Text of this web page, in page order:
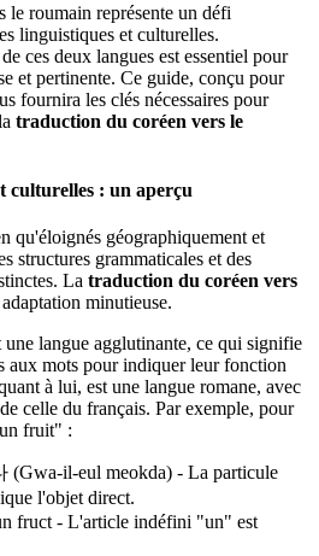
le roumain représente un défi
linguistiques et culturelles.
ces deux langues est essentiel pour
et pertinente. Ce guide, conçu pour
fournira les clés nécessaires pour
traduction du coréen vers le
culturelles : un aperçu
qu'éloignés géographiquement et
structures grammaticales et des
La traduction du coréen vers
minutieuse.
une langue agglutinante, ce qui signifie
aux mots pour indiquer leur fonction
à lui, est une langue romane, avec
celle du français. Par exemple, pour
fruit" :
(Gwa-il-eul meokda) - La particule
l'objet direct.
fruct - L'article indéfini "un" est